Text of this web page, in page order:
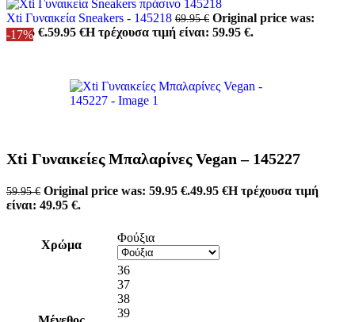
Xti Γυναικεία Sneakers - 145218 69.95€ Original price was:
69.95 €.59.95 €Η τρέχουσα τιμή είναι: 59.95 €.
-17%
Xti Γυναικείες Μπαλαρίνες Vegan – 145227
59.95€ Original price was: 59.95 €.49.95 €Η τρέχουσα τιμή
είναι: 49.95 €.
Χρώμα
Φούξια
36
37
38
39